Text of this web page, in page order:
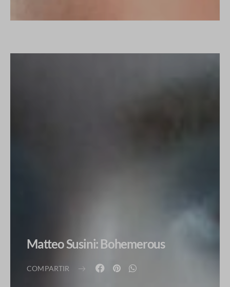
Matteo Susini: Bohemerous
COMPARTIR